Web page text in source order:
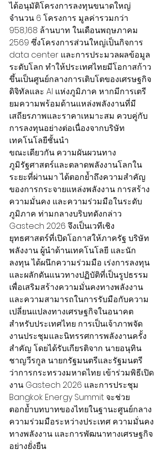
ได้อนุมัติโครงการลงทุนขนาดใหญ่
จำนวน 6 โครงการ มูลค่ารวมกว่า
958,168 ล้านบาท ในเดือนพฤษภาคม
2569 ซึ่งโครงการส่วนใหญ่เป็นกิจการ
data center และการประมวลผลข้อมูล
ระดับโลก ทำให้ประเทศไทยมีโอกาสก้าว
ขึ้นเป็นศูนย์กลางการเติบโตของเศรษฐกิจ
ดิจิทัลและ AI แห่งภูมิภาค หากมีการเตรี
ยมความพร้อมด้านแหล่งพลังงานที่มี
เสถียรภาพและราคาเหมาะสม ควบคู่กับ
การลงทุนอย่างต่อเนื่องจากบริษัท
เทคโนโลยีชั้นนำ
ขณะเดียวกัน ความผันผวนทาง
ภูมิรัฐศาสตร์และตลาดพลังงานโลกใน
ระยะที่ผ่านมา ได้ตอกย้ำถึงความสำคัญ
ของการกระจายแหล่งพลังงาน การสร้าง
ความมั่นคง และความร่วมมือในระดับ
ภูมิภาค ท่ามกลางบริบทดังกล่าว
Gastech 2026 จึงเป็นเวทีเชิง
ยุทธศาสตร์ที่เปิดโอกาสให้ภาครัฐ บริษัท
พลังงาน ผู้นำด้านเทคโนโลยี และนัก
ลงทุน ได้ผนึกความร่วมมือ เร่งการลงทุน
และผลักดันแนวทางปฏิบัติที่เป็นรูปธรรม
เพื่อเสริมสร้างความมั่นคงทางพลังงาน
และความสามารถในการรับมือกับความ
เปลี่ยนแปลงทางเศรษฐกิจในอนาคต
สำหรับประเทศไทย การเป็นเจ้าภาพจัด
งานประชุมและนิทรรศการพลังงานครั้ง
สำคัญ โดยได้รับเกียรติจาก นายอนุทิน
ชาญวีรกูล นายกรัฐมนตรีและรัฐมนตรี
ว่าการกระทรวงมหาดไทย เข้าร่วมพิธีเปิด
งาน Gastech 2026 และการประชุม
Bangkok Energy Summit จะช่วย
ตอกย้ำบทบาทของไทยในฐานะศูนย์กลาง
ความร่วมมือระหว่างประเทศ ความมั่นคง
ทางพลังงาน และการพัฒนาทางเศรษฐกิจ
อย่างยั่งยืน